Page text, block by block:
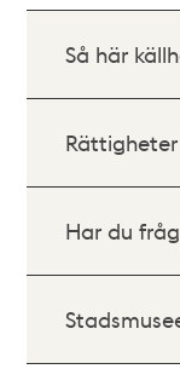
Så här
Rättigheter
Har du